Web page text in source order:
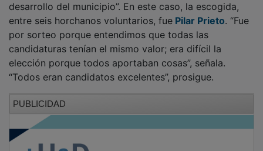
entre seis horchanos voluntarios, fuePilar Prieto. “Fue
por sorteo porque entendimos que todas las
candidaturas tenían el mismo valor; era difícil la
elección porque todos aportaban cosas”, señala.
“Todos eran candidatos excelentes”, prosigue.